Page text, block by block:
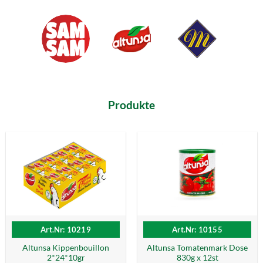
Produkte
Art.Nr: 10219
Altunsa Kippenbouillon
2*24*10gr
Art.Nr: 10155
Altunsa Tomatenmark Dose
830g x 12st